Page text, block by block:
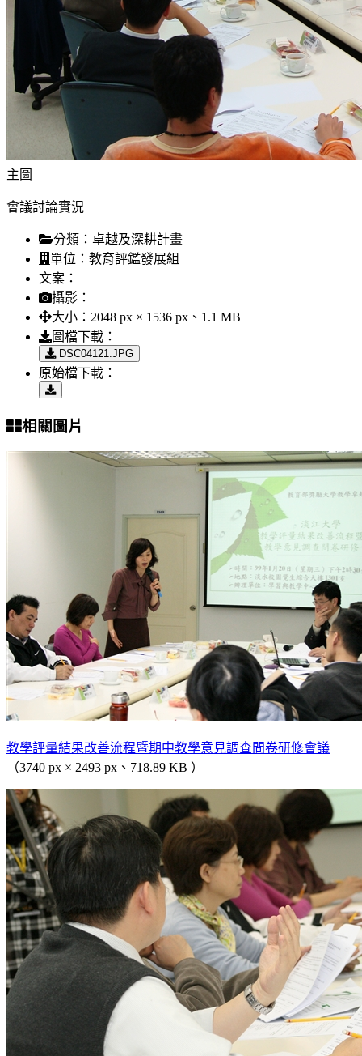
主圖
會議討論實況
分類： 卓越及深耕計畫
單位： 教育評鑑發展組
文案：
攝影：
大小： 2048 px × 1536 px、1.1 MB
圖檔下載：
DSC04121.JPG
原始檔下載：
相關圖片
教學評量結果改善流程暨期中教學意見調查問卷研修會議
（3740 px × 2493 px、718.89 KB ）